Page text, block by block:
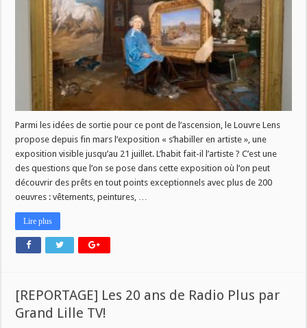
11H
:
EXPOSITION
« S’
HABILLER
EN
ARTISTE »
AU
LOUVRE-
LENS
Parmi les idées de sortie pour ce pont de l’ascension, le Louvre Lens
propose depuis fin mars l’exposition « s’habiller en artiste », une
exposition visible jusqu’au 21 juillet. L’habit fait-il l’artiste ? C’est une
des questions que l’on se pose dans cette exposition où l’on peut
découvrir des prêts en tout points exceptionnels avec plus de 200
oeuvres : vêtements, peintures, …
Lire plus
[REPORTAGE] Les 20 ans de Radio Plus par
Grand Lille TV!